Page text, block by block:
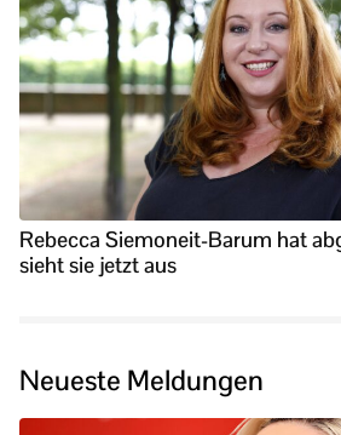
Rebecca Siemoneit-Barum hat
sieht sie jetzt aus
Neueste Meldungen